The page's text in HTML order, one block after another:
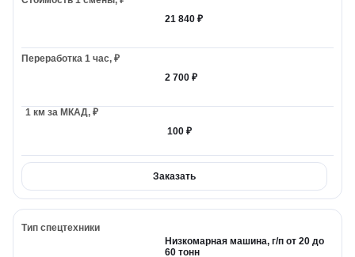
21 840 ₽
2 700 ₽
100 ₽
Заказать
Низкомарная машина, г/п от 20 до
60 тонн